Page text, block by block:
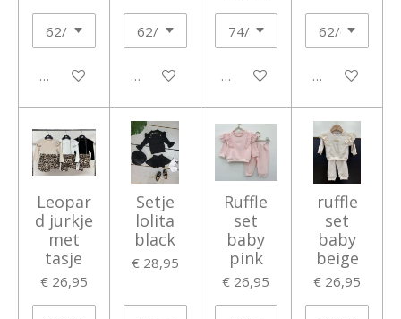
In winkelwagenIn winkelwagenIn winkelwagenIn
Leopar
d jurkje
met
tasje
€ 26,95
Setje
lolita
black
€ 28,95
Ruffle
set
baby
pink
€ 26,95
ruffle
set
baby
beige
€ 26,95